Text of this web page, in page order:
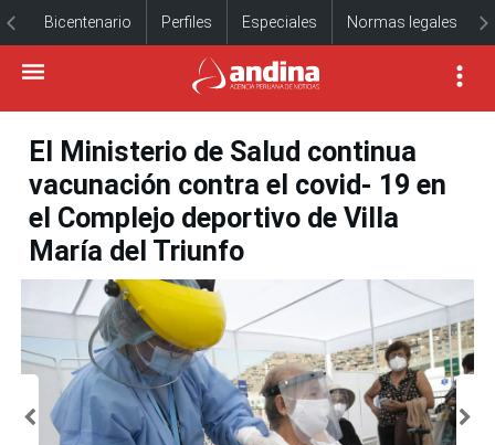
Bicentenario Perfiles Especiales Normas legales
El Ministerio de Salud continua
vacunación contra el covid- 19 en
el Complejo deportivo de Villa
María del Triunfo